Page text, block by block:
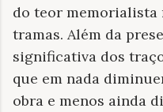
do teor memorialista
tramas. Além da
significativa dos
que em nada
obra e menos ainda